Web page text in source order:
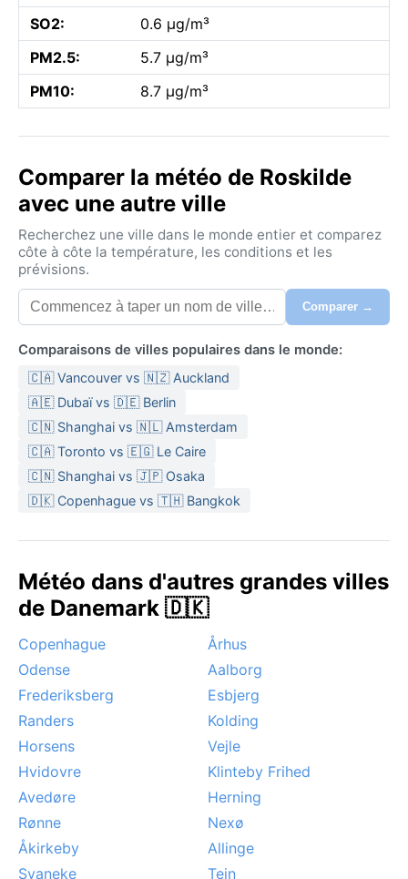
SO2:
0.6 µg/m³
PM2.5:
5.7 µg/m³
PM10:
8.7 µg/m³
Comparer la météo de Roskilde
avec une autre ville
Recherchez une ville dans le monde entier et comparez
côte à côte la température, les conditions et les
prévisions.
Comparer →
Comparaisons de villes populaires dans le monde:
🇨🇦 Vancouver vs 🇳🇿 Auckland
🇦🇪 Dubaï vs 🇩🇪 Berlin
🇨🇳 Shanghai vs 🇳🇱 Amsterdam
🇨🇦 Toronto vs 🇪🇬 Le Caire
🇨🇳 Shanghai vs 🇯🇵 Osaka
🇩🇰 Copenhague vs 🇹🇭 Bangkok
Météo dans d'autres grandes villes
de Danemark 🇩🇰
Copenhague
Århus
Odense
Aalborg
Frederiksberg
Esbjerg
Randers
Kolding
Horsens
Vejle
Hvidovre
Klinteby Frihed
Avedøre
Herning
Rønne
Nexø
Åkirkeby
Allinge
Svaneke
Tejn